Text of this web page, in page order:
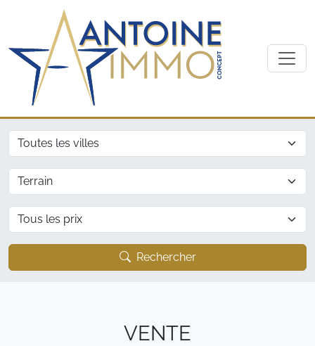
Ville
Type
Prix
Rechercher
VENTE